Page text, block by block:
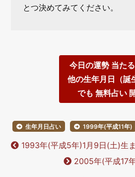
とつ決めてみてください。
今日の運勢 当た
他の生年月日（誕
でも 無料占い
生年月日占い 1999年(平成11年)
1993年(平成5年)1月9日(土)生
2005年(平成17